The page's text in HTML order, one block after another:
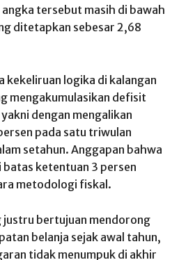
tersebut masih di bawah
ditetapkan sebesar 2,68
kekeliruan logika di kalangan
mengakumulasikan defisit
dengan mengalikan
pada satu triwulan
setahun. Anggapan bahwa
ketentuan 3 persen
metodologi fiskal.
bertujuan mendorong
belanja sejak awal tahun,
tidak menumpuk di akhir